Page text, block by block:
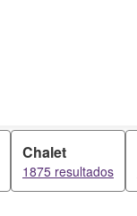
Chalet
1875 resultados